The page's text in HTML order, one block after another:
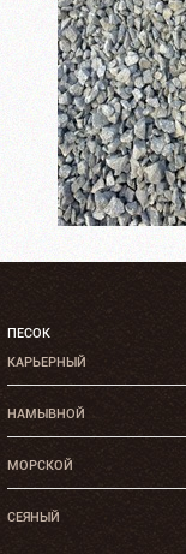
ПЕСОК
КАРЬЕРНЫЙ
НАМЫВНОЙ
МОРСКОЙ
СЕЯНЫЙ